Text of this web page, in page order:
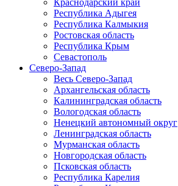
Краснодарский край
Республика Адыгея
Республика Калмыкия
Ростовская область
Республика Крым
Севастополь
Северо-Запад
Весь Северо-Запад
Архангельская область
Калининградская область
Вологодская область
Ненецкий автономный округ
Ленинградская область
Мурманская область
Новгородская область
Псковская область
Республика Карелия